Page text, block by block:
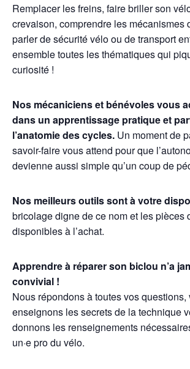
Remplacer les freins, faire briller son
crevaison, comprendre les mécanismes
parler de sécurité vélo ou de transport
ensemble toutes les thématiques qui
curiosité !
Nos mécaniciens et bénévoles vous
dans un apprentissage pratique et
l’anatomie des cycles. Un moment de
savoir-faire vous attend pour que
devienne aussi simple qu’un coup de
Nos meilleurs outils sont à votre
bricolage digne de ce nom et les pièces
disponibles à l’achat.
Apprendre à réparer son biclou n’a
convivial !
Nous répondons à toutes vos questions,
enseignons les secrets de la technique
donnons les renseignements
un·e pro du vélo.